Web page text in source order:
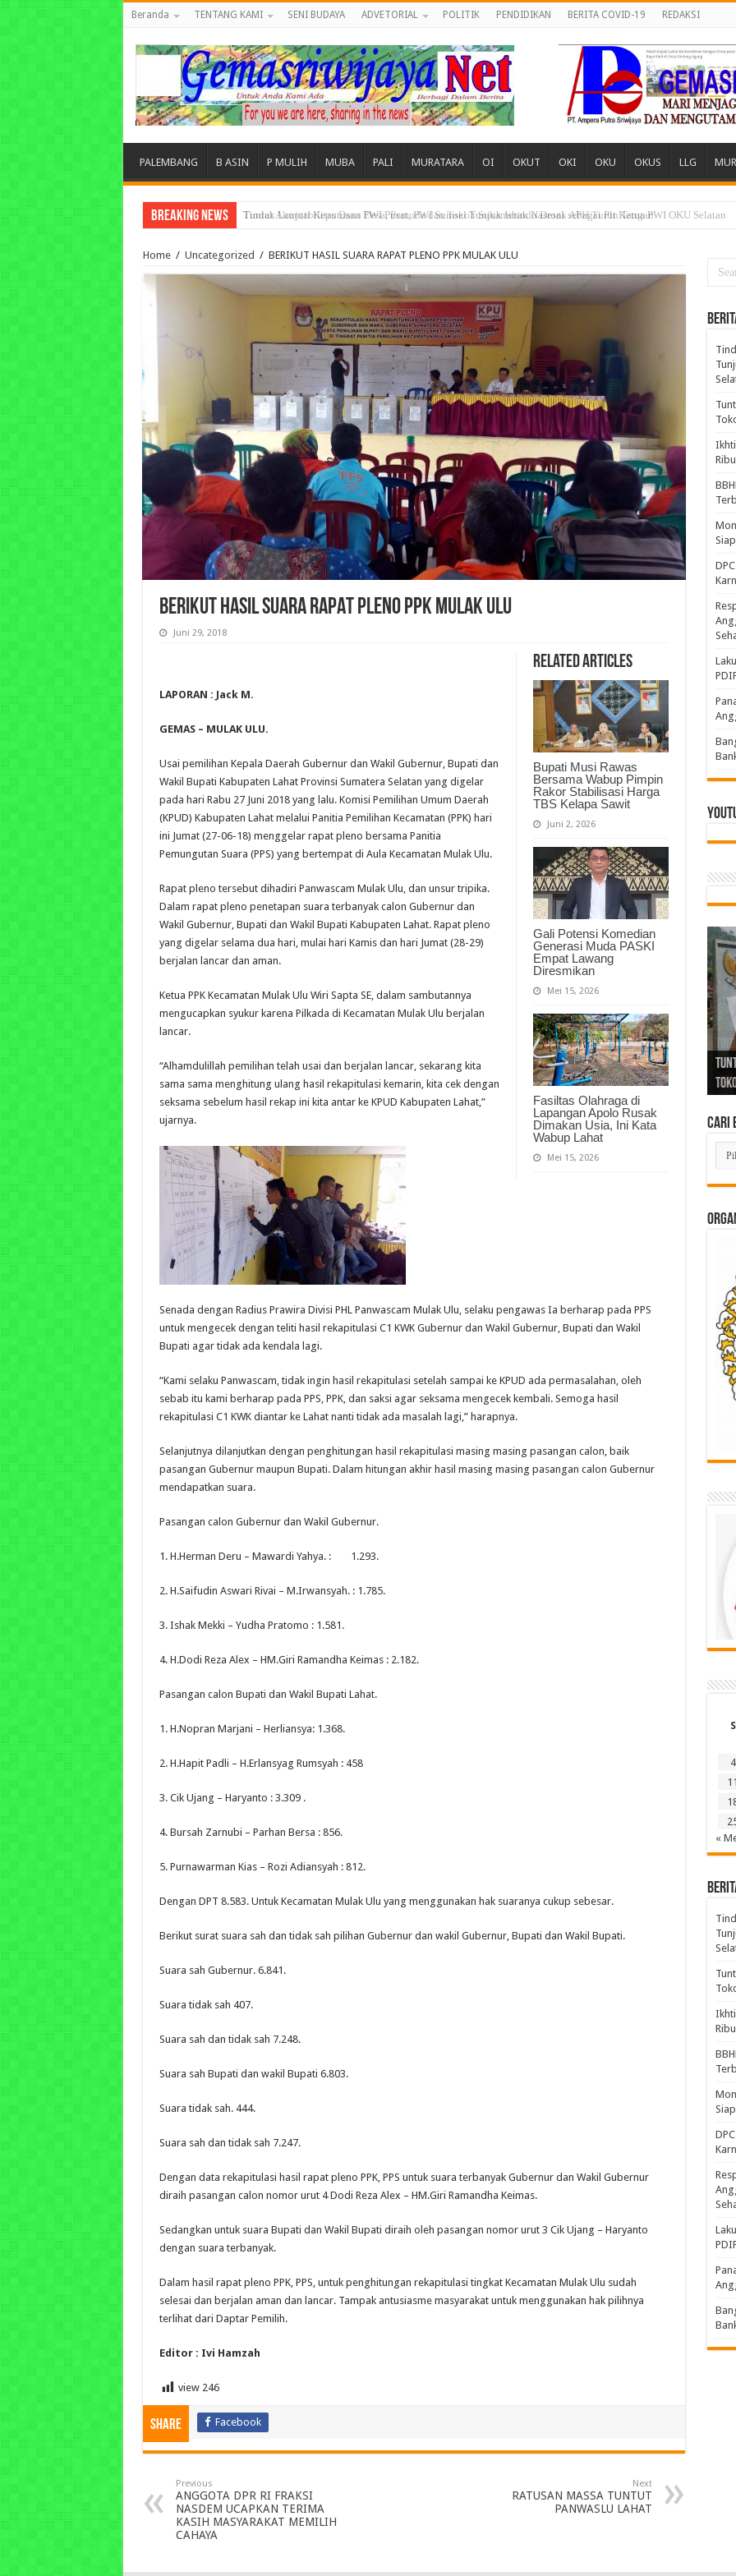
Beranda TENTANG KAMI SENI BUDAYA ADVETORIAL POLITIK PENDIDIKAN BERITA COVID-19 REDAKSI
PALEMBANG B ASIN P MULIH MUBA PALI MURATARA OI OKUT OKI OKU OKUS LLG
Breaking News Tuntut Akuntabilitas Dana Desa, Pemuda dan Tokoh Sukamerindu Desak APH Turun Tangan
Home / Uncategorized / BERIKUT HASIL SUARA RAPAT PLENO PPK MULAK ULU
BERIKUT HASIL SUARA RAPAT PLENO PPK MULAK ULU
Juni 29, 2018
Related Articles
Bupati Musi Rawas
Bersama Wabup Pimpin
Rakor Stabilisasi Harga
TBS Kelapa Sawit
Juni 2, 2026
Gali Potensi Komedian
Generasi Muda PASKI
Empat Lawang
Diresmikan
Mei 15, 2026
Fasiltas Olahraga di
Lapangan Apolo Rusak
Dimakan Usia, Ini Kata
Wabup Lahat
Mei 15, 2026
LAPORAN : Jack M.
GEMAS – MULAK ULU.
Usai pemilihan Kepala Daerah Gubernur dan Wakil Gubernur, Bupati dan
Wakil Bupati Kabupaten Lahat Provinsi Sumatera Selatan yang digelar
pada hari Rabu 27 Juni 2018 yang lalu. Komisi Pemilihan Umum Daerah
(KPUD) Kabupaten Lahat melalui Panitia Pemilihan Kecamatan (PPK) hari
ini Jumat (27-06-18) menggelar rapat pleno bersama Panitia
Pemungutan Suara (PPS) yang bertempat di Aula Kecamatan Mulak Ulu.
Rapat pleno tersebut dihadiri Panwascam Mulak Ulu, dan unsur tripika.
Dalam rapat pleno penetapan suara terbanyak calon Gubernur dan
Wakil Gubernur, Bupati dan Wakil Bupati Kabupaten Lahat. Rapat pleno
yang digelar selama dua hari, mulai hari Kamis dan hari Jumat (28-29)
berjalan lancar dan aman.
Ketua PPK Kecamatan Mulak Ulu Wiri Sapta SE, dalam sambutannya
mengucapkan syukur karena Pilkada di Kecamatan Mulak Ulu berjalan
lancar.
“Alhamdulillah pemilihan telah usai dan berjalan lancar, sekarang kita
sama sama menghitung ulang hasil rekapitulasi kemarin, kita cek dengan
seksama sebelum hasil rekap ini kita antar ke KPUD Kabupaten Lahat,”
ujarnya.
Senada dengan Radius Prawira Divisi PHL Panwascam Mulak Ulu, selaku pengawas Ia berharap pada PPS
untuk mengecek dengan teliti hasil rekapitulasi C1 KWK Gubernur dan Wakil Gubernur, Bupati dan Wakil
Bupati agar tidak ada kendala lagi.
“Kami selaku Panwascam, tidak ingin hasil rekapitulasi setelah sampai ke KPUD ada permasalahan, oleh
sebab itu kami berharap pada PPS, PPK, dan saksi agar seksama mengecek kembali. Semoga hasil
rekapitulasi C1 KWK diantar ke Lahat nanti tidak ada masalah lagi,” harapnya.
Selanjutnya dilanjutkan dengan penghitungan hasil rekapitulasi masing masing pasangan calon, baik
pasangan Gubernur maupun Bupati. Dalam hitungan akhir hasil masing masing pasangan calon Gubernur
mendapatkan suara.
Pasangan calon Gubernur dan Wakil Gubernur.
1. H.Herman Deru – Mawardi Yahya. : 1.293.
2. H.Saifudin Aswari Rivai – M.Irwansyah. : 1.785.
3. Ishak Mekki – Yudha Pratomo : 1.581.
4. H.Dodi Reza Alex – HM.Giri Ramandha Keimas : 2.182.
Pasangan calon Bupati dan Wakil Bupati Lahat.
1. H.Nopran Marjani – Herliansya: 1.368.
2. H.Hapit Padli – H.Erlansyag Rumsyah : 458
3. Cik Ujang – Haryanto : 3.309 .
4. Bursah Zarnubi – Parhan Bersa : 856.
5. Purnawarman Kias – Rozi Adiansyah : 812.
Dengan DPT 8.583. Untuk Kecamatan Mulak Ulu yang menggunakan hak suaranya cukup sebesar.
Berikut surat suara sah dan tidak sah pilihan Gubernur dan wakil Gubernur, Bupati dan Wakil Bupati.
Suara sah Gubernur. 6.841.
Suara tidak sah 407.
Suara sah dan tidak sah 7.248.
Suara sah Bupati dan wakil Bupati 6.803.
Suara tidak sah. 444.
Suara sah dan tidak sah 7.247.
Dengan data rekapitulasi hasil rapat pleno PPK, PPS untuk suara terbanyak Gubernur dan Wakil Gubernur
diraih pasangan calon nomor urut 4 Dodi Reza Alex – HM.Giri Ramandha Keimas.
Sedangkan untuk suara Bupati dan Wakil Bupati diraih oleh pasangan nomor urut 3 Cik Ujang – Haryanto
dengan suara terbanyak.
Dalam hasil rapat pleno PPK, PPS, untuk penghitungan rekapitulasi tingkat Kecamatan Mulak Ulu sudah
selesai dan berjalan aman dan lancar. Tampak antusiasme masyarakat untuk menggunakan hak pilihnya
terlihat dari Daptar Pemilih.
Editor : Ivi Hamzah
view 246
Share Facebook
Previous
ANGGOTA DPR RI FRAKSI
NASDEM UCAPKAN TERIMA
KASIH MASYARAKAT MEMILIH
CAHAYA
Next
RATUSAN MASSA TUNTUT
PANWASLU LAHAT
Cari
Cari
di
S
4
11
«